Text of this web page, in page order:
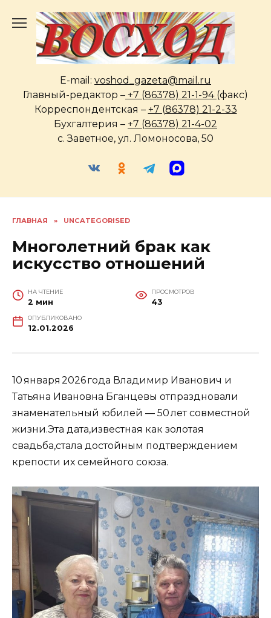
содержанию
E-mail: voshod_gazeta@mail.ru
Главный-редактор – +7 (86378) 21-1-94 (факс)
Корреспондентская – +7 (86378) 21-2-33
Бухгалтерия – +7 (86378) 21-4-02
с. Заветное, ул. Ломоносова, 50
ГЛАВНАЯ » UNCATEGORISED
Многолетний брак как
искусство отношений
НА ЧТЕНИЕ
2 мин
ПРОСМОТРОВ
43
ОПУБЛИКОВАНО
12.01.2026
10 января 2026 года Владимир Иванович и
Татьяна Ивановна Бганцевы отпраздновали
знаменательный юбилей — 50 лет совместной
жизни.Эта дата,известная как золотая
свадьба,стала достойным подтверждением
крепости их семейного союза.